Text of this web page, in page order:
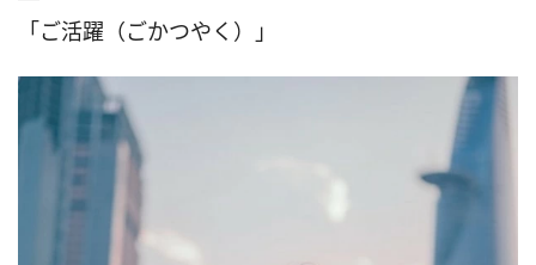
「ご活躍（ごかつやく）」